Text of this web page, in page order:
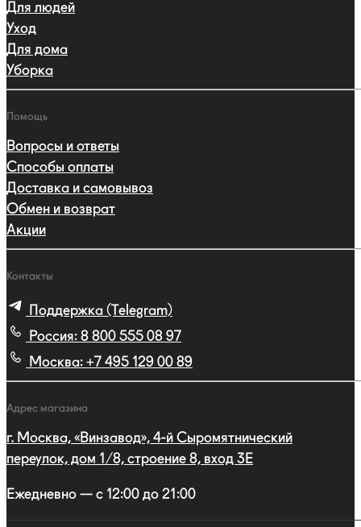
Для людей
Уход
Для дома
Уборка
Помощь
Вопросы и ответы
Способы оплаты
Доставка и самовывоз
Обмен и возврат
Акции
Контакты
Поддержка (Telegram)
Россия: 8 800 555 08 97
Москва: +7 495 129 00 89
Адрес магазина
г. Москва, «Винзавод», 4-й Сыромятнический
переулок, дом 1/8, строение 8, вход 3E
Ежедневно — с 12:00 до 21:00